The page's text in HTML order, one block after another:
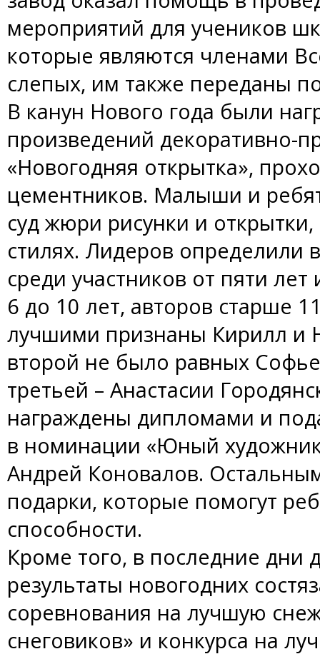
мероприятий для учеников
которые являются членами
слепых, им также переданы
В канун Нового года были
произведений декоративно-
«Новогодняя открытка»,
цементников. Малыши и
суд жюри рисунки и
стилях. Лидеров определили
среди участников от пяти
6 до 10 лет, авторов старше
лучшими признаны Кирилл и
второй не было равных
третьей – Анастасии
награждены дипломами и
в номинации «Юный
Андрей Коновалов.
подарки, которые помогут
способности.
Кроме того, в последние дни
результаты новогодних
соревнования на лучшую
снеговиков» и конкурса на